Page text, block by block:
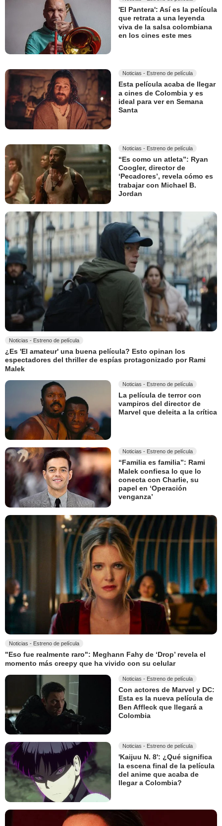
'El Pantera': Así es la película
que retrata a una leyenda
viva de la salsa colombiana
en los cines este mes
Noticias - Estreno de película
Esta película acaba de llegar
a cines de Colombia y es
ideal para ver en Semana
Santa
Noticias - Estreno de película
“Es como un atleta”: Ryan
Coogler, director de
‘Pecadores’, revela cómo es
trabajar con Michael B.
Jordan
Noticias - Estreno de película
¿Es 'El amateur' una buena película? Esto opinan los
espectadores del thriller de espías protagonizado por Rami
Malek
Noticias - Estreno de película
La película de terror con
vampiros del director de
Marvel que deleita a la crítica
Noticias - Estreno de película
“Familia es familia”: Rami
Malek confiesa lo que lo
conecta con Charlie, su
papel en ‘Operación
venganza’
Noticias - Estreno de película
"Eso fue realmente raro": Meghann Fahy de ‘Drop’ revela el
momento más creepy que ha vivido con su celular
Noticias - Estreno de película
Con actores de Marvel y DC:
Esta es la nueva película de
Ben Affleck que llegará a
Colombia
Noticias - Estreno de película
'Kaijuu N. 8': ¿Qué significa
la escena final de la película
del anime que acaba de
llegar a Colombia?